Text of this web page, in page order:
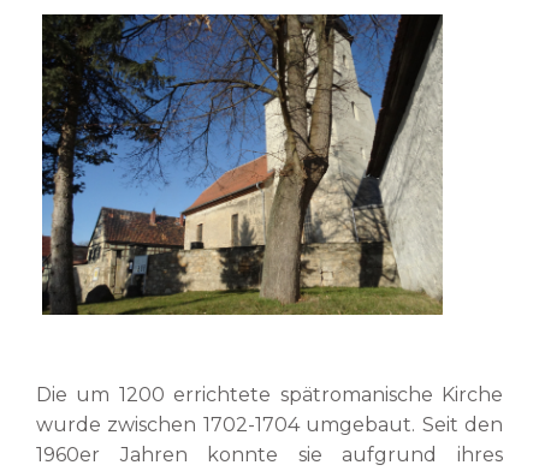
Die um 1200 errichtete spätromanische Kirche
wurde zwischen 1702-1704 umgebaut. Seit den
1960er Jahren konnte sie aufgrund ihres